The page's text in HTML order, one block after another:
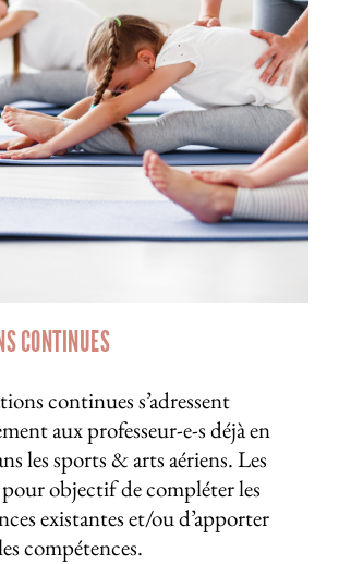
CONTINUES
continues s’adressent
aux professeur-e-s déjà en
les sports & arts aériens. Les
objectif de compléter les
existantes et/ou d’apporter
compétences.